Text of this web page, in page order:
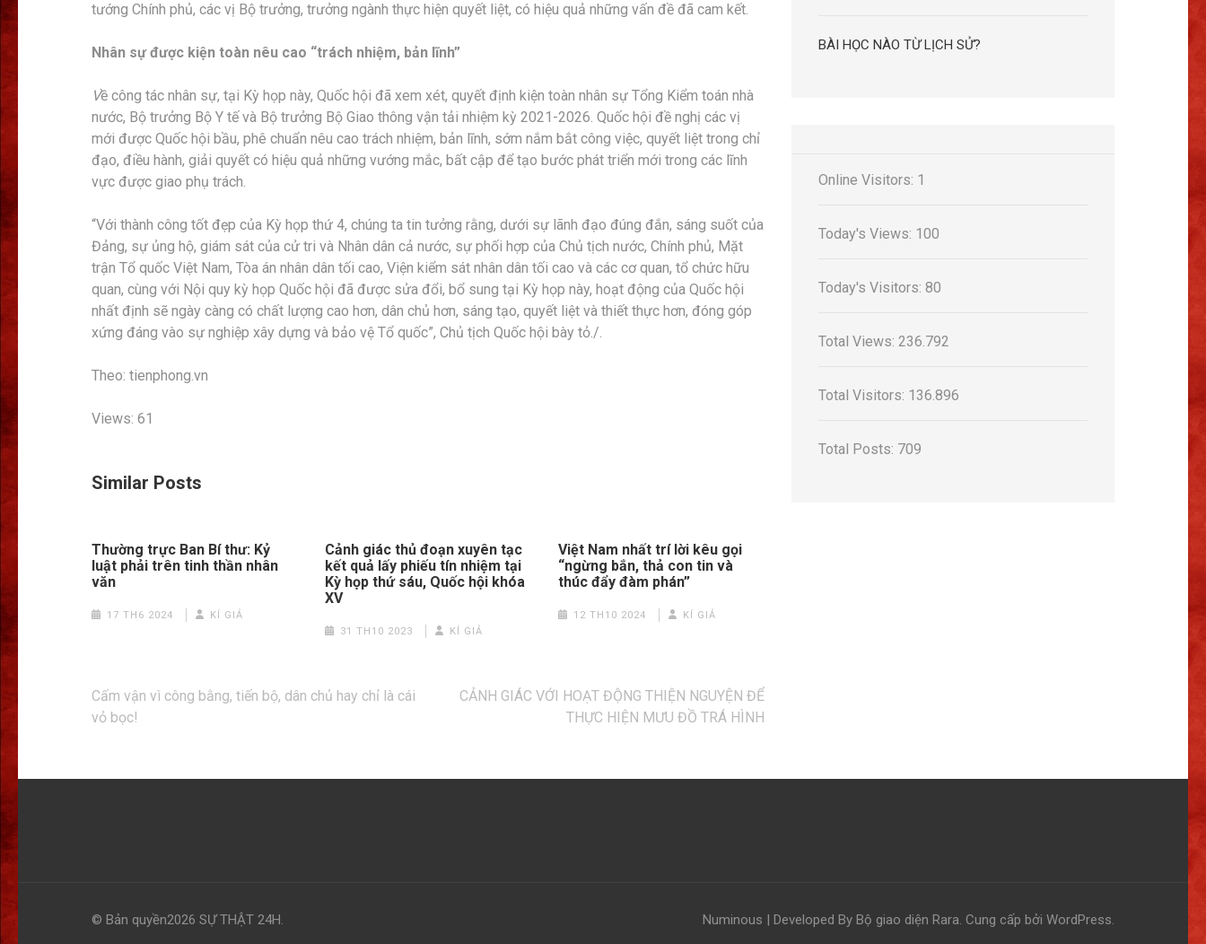
tướng Chính phủ, các vị Bộ trưởng, trưởng ngành thực hiện quyết liệt, có hiệu quả những vấn đề đã cam kết.
Nhân sự được kiện toàn nêu cao “trách nhiệm, bản lĩnh”
Về công tác nhân sự, tại Kỳ họp này, Quốc hội đã xem xét, quyết định kiện toàn nhân sự Tổng Kiểm toán nhà
nước, Bộ trưởng Bộ Y tế và Bộ trưởng Bộ Giao thông vận tải nhiệm kỳ 2021-2026. Quốc hội đề nghị các vị
mới được Quốc hội bầu, phê chuẩn nêu cao trách nhiệm, bản lĩnh, sớm nắm bắt công việc, quyết liệt trong chỉ
đạo, điều hành, giải quyết có hiệu quả những vướng mắc, bất cập để tạo bước phát triển mới trong các lĩnh
vực được giao phụ trách.
“Với thành công tốt đẹp của Kỳ họp thứ 4, chúng ta tin tưởng rằng, dưới sự lãnh đạo đúng đắn, sáng suốt của
Đảng, sự ủng hộ, giám sát của cử tri và Nhân dân cả nước, sự phối hợp của Chủ tịch nước, Chính phủ, Mặt
trận Tổ quốc Việt Nam, Tòa án nhân dân tối cao, Viện kiểm sát nhân dân tối cao và các cơ quan, tổ chức hữu
quan, cùng với Nội quy kỳ họp Quốc hội đã được sửa đổi, bổ sung tại Kỳ họp này, hoạt động của Quốc hội
nhất định sẽ ngày càng có chất lượng cao hơn, dân chủ hơn, sáng tạo, quyết liệt và thiết thực hơn, đóng góp
xứng đáng vào sự nghiệp xây dựng và bảo vệ Tổ quốc”, Chủ tịch Quốc hội bày tỏ./.
Theo: tienphong.vn
Views: 61
Similar Posts
Thường trực Ban Bí thư: Kỷ
luật phải trên tinh thần nhân
văn
17 TH6 2024 KÍ GIẢ
Cảnh giác thủ đoạn xuyên tạc
kết quả lấy phiếu tín nhiệm tại
Kỳ họp thứ sáu, Quốc hội khóa
XV
31 TH10 2023 KÍ GIẢ
Việt Nam nhất trí lời kêu gọi
“ngừng bắn, thả con tin và
thúc đẩy đàm phán”
12 TH10 2024 KÍ GIẢ
Điều
hướng
Cấm vận vì công bằng, tiến bộ, dân chủ hay chỉ là cái
vỏ bọc!
CẢNH GIÁC VỚI HOẠT ĐỘNG THIỆN NGUYỆN ĐỂ
THỰC HIỆN MƯU ĐỒ TRÁ HÌNH
BÀI HỌC NÀO TỪ LỊCH SỬ?
Online Visitors: 1
Today's Views: 100
Today's Visitors:80
Total Views:236.792
Total Visitors: 136.896
Total Posts: 709
© Bản quyền2026 SỰ THẬT 24H. Numinous | Developed By Bộ giao diện Rara. Cung cấp bởi WordPress.